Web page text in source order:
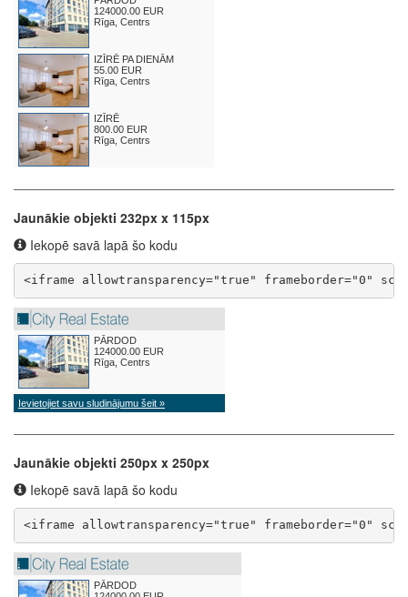
Jaunākie objekti 232px x 115px
Iekopē savā lapā šo kodu
<iframe allowtransparency="true" frameborder="0"
Jaunākie objekti 250px x 250px
Iekopē savā lapā šo kodu
<iframe allowtransparency="true" frameborder="0"